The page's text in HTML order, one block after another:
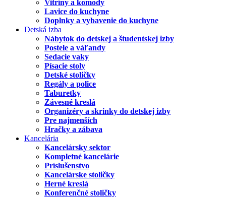
Vitríny a komody
Lavice do kuchyne
Doplnky a vybavenie do kuchyne
Detská izba
Nábytok do detskej a študentskej izby
Postele a váľandy
Sedacie vaky
Písacie stoly
Detské stoličky
Regály a police
Taburetky
Závesné kreslá
Organizéry a skrinky do detskej izby
Pre najmenších
Hračky a zábava
Kancelária
Kancelársky sektor
Kompletné kancelárie
Príslušenstvo
Kancelárske stoličky
Herné kreslá
Konferenčné stoličky